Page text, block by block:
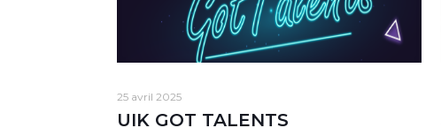
25 avril 2025
UIK GOT TALENTS